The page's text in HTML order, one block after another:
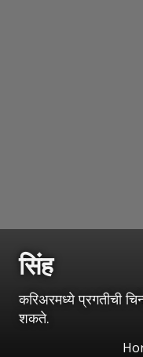
सिंह
करिअरमध्ये प्रगतीची
शकते.